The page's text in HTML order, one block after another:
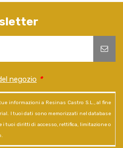
negozio *
informazioni a Resinas Castro S.L., al fine
I tuoi dati sono memorizzati nel database
i tuoi diritti di accesso, rettifica, limitazione o